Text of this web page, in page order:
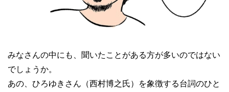
みなさんの中にも、聞いたことがある方が多いのではない
でしょうか。
あの、ひろゆきさん（西村博之氏）を象徴する台詞のひと